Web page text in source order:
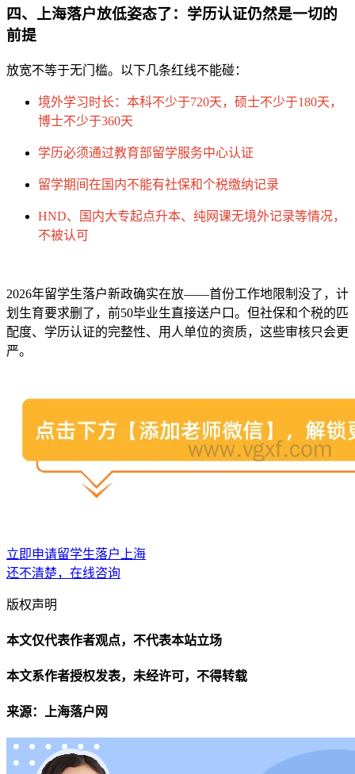
四、上海落户放低姿态了：学历认证仍然是一切的
前提
放宽不等于无门槛。以下几条红线不能碰：
境外学习时长：本科不少于720天，硕士不少于180天，
博士不少于360天
学历必须通过教育部留学服务中心认证
留学期间在国内不能有社保和个税缴纳记录
HND、国内大专起点升本、纯网课无境外记录等情况，
不被认可
2026年留学生落户新政确实在放——首份工作地限制没了，计
划生育要求删了，前50毕业生直接送户口。但社保和个税的匹
配度、学历认证的完整性、用人单位的资质，这些审核只会更
严。
立即申请留学生落户上海
还不清楚，在线咨询
版权声明
本文仅代表作者观点，不代表本站立场
本文系作者授权发表，未经许可，不得转载
来源：上海落户网